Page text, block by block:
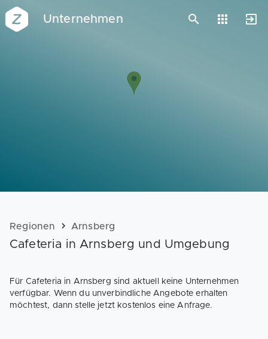
Unternehmen
Vorlagen
Regionen Arnsberg
Cafeteria in Arnsberg und Umgebung
Für Cafeteria in Arnsberg sind aktuell keine Unternehmen
verfügbar. Wenn du unverbindliche Angebote erhalten
möchtest, dann stelle jetzt kostenlos eine Anfrage.